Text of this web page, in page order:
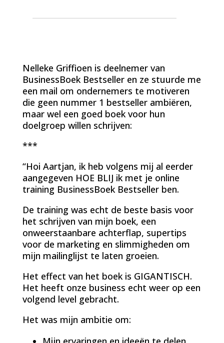
Nelleke Griffioen is deelnemer van
BusinessBoek Bestseller en ze stuurde me
een mail om ondernemers te motiveren
die geen nummer 1 bestseller ambiëren,
maar wel een goed boek voor hun
doelgroep willen schrijven:
***
“Hoi Aartjan, ik heb volgens mij al eerder
aangegeven HOE BLIJ ik met je online
training BusinessBoek Bestseller ben.
De training was echt de beste basis voor
het schrijven van mijn boek, een
onweerstaanbare achterflap, supertips
voor de marketing en slimmigheden om
mijn mailinglijst te laten groeien.
Het effect van het boek is GIGANTISCH.
Het heeft onze business echt weer op een
volgend level gebracht.
Het was mijn ambitie om: